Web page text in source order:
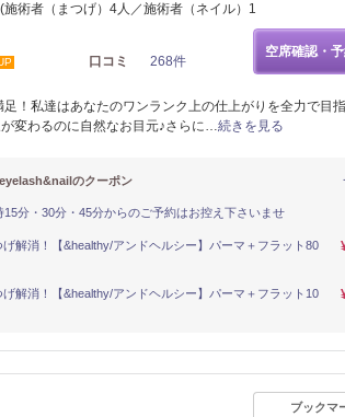
施術者（まつげ）4人／施術者（ネイル）1
口コミ 268件
空席確認・
！私達はあなたのワンランク上の仕上がりを全力で目
変わるのに自然なお目元♪さらに…続きを見る
のクーポン
分・30分・45分からのご予約はお控え下さいませ
解消！【&healthy/アンドヘルシー】パーマ＋フラット80
解消！【&healthy/アンドヘルシー】パーマ＋フラット10
ブックマ